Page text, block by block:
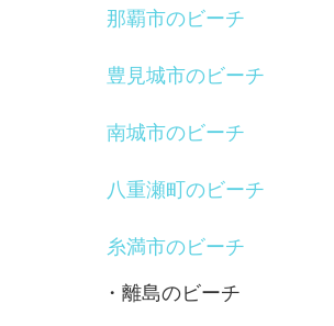
那覇市のビーチ
豊見城市のビーチ
南城市のビーチ
八重瀬町のビーチ
糸満市のビーチ
・離島のビーチ